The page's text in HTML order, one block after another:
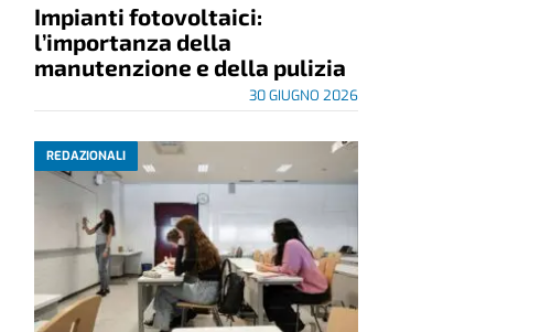
Impianti fotovoltaici:
l’importanza della
manutenzione e della pulizia
30 GIUGNO 2026
REDAZIONALI